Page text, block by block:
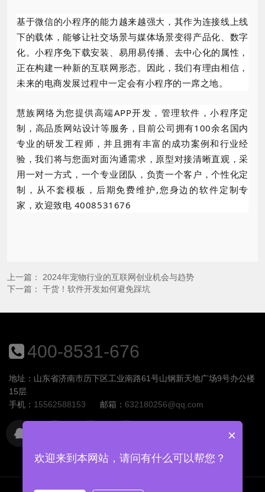
基于微信的小程序的能力越来越强大，其作为连接线上线
下的载体，能够让社交场景与媒体场景变得产品化、数字
化。小程序免下载安装、易用易传播、去中心化的属性，
正在构建一种新的互联网形态。因此，我们有理由相信，
未来的电商发展过程中一定会有小程序的一席之地。
慧族网络为您提供高端APP开发，管理软件，小程序定
制，高品质网站设计等服务，目前公司拥有100余名国内
专业的研发工程师，并且拥有丰富的成功案例和行业经
验，我们将与您面对面沟通需求，原型对接清晰直观，采
用一对一方式，一个专业团队，负责一个客户，个性化定
制，从不套模板，后期免费维护,您身边的软件定制专
家，欢迎致电 4008531676
上一篇： 2024年宠物行业的互联网创业机会与趋势
下一篇： 干货！软件开发如何避免踩坑
400-8531-676
地址：山东省济南市历下区工业南路61号山钢新天地广场9号办公楼
15层
手机： 15562588153 邮箱： 632180256@qq.com
×
欢迎来到本网站，请问有什么可以帮您？